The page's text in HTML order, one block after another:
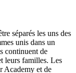
séparés les uns des
unis dans un
continuent de
leurs familles. Les
Academy et de